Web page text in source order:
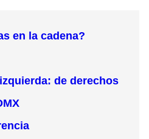
en la cadena?
de derechos